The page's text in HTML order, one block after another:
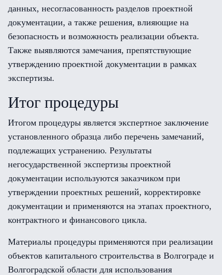
данных, несогласованность разделов проектной
документации, а также решения, влияющие на
безопасность и возможность реализации объекта.
Также выявляются замечания, препятствующие
утверждению проектной документации в рамках
экспертизы.
Итог процедуры
Итогом процедуры является экспертное заключение
установленного образца либо перечень замечаний,
подлежащих устранению. Результаты
негосударственной экспертизы проектной
документации используются заказчиком при
утверждении проектных решений, корректировке
документации и применяются на этапах проектного,
контрактного и финансового цикла.
Материалы процедуры применяются при реализации
объектов капитального строительства в Волгограде и
Волгоградской области для использования